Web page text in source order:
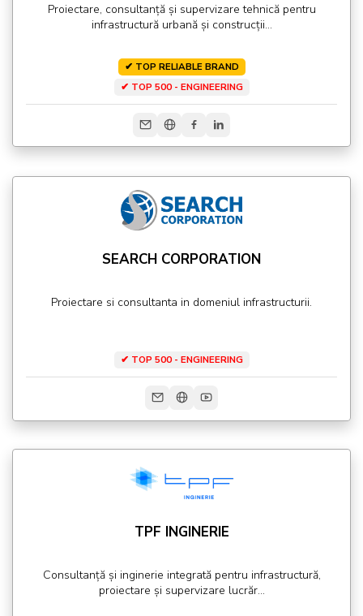
Proiectare, consultanță și supervizare tehnică pentru
infrastructură urbană și construcții...
✔ TOP RELIABLE BRAND
✔ TOP 500 - ENGINEERING
SEARCH CORPORATION
Proiectare si consultanta in domeniul infrastructurii.
✔ TOP 500 - ENGINEERING
TPF INGINERIE
Consultanță și inginerie integrată pentru infrastructură,
proiectare și supervizare lucrăr...